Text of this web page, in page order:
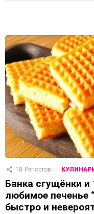
18 Репостов
Банка сгущёнки
любимое печенье
быстро и